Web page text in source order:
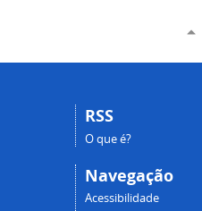
RSS
O que é?
Navegação
Acessibilidade